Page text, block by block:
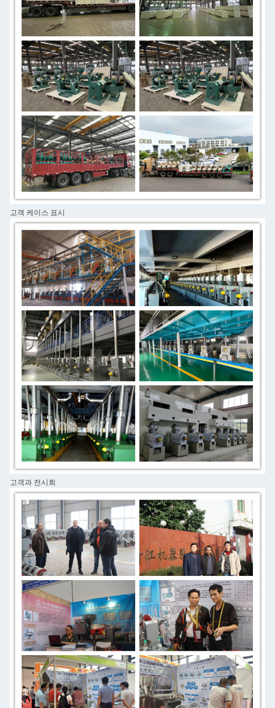
메시지를 남겨주세요
곧 다시 연락 드리겠습니다!
고객 케이스 표시
고객과 전시회